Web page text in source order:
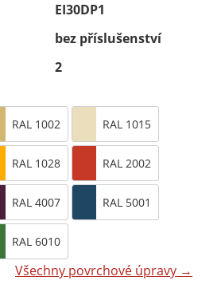
EI30DP1
bez příslušenství
2
RAL 1002 RAL 1015
RAL 1028 RAL 2002
RAL 4007 RAL 5001
RAL 6010
Všechny povrchové úpravy →